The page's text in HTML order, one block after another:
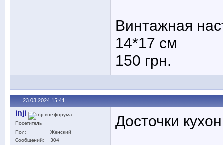
Винтажная
14*17 см
150 грн.
23.03.2024 15:41
inji
Посетитель
Пол
Женский
Сообщений
304
Досточки